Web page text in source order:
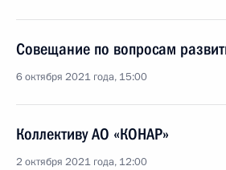
Совещание по вопросам
6 октября 2021 года, 15:00
Коллективу АО «КОНАР»
2 октября 2021 года, 12:00